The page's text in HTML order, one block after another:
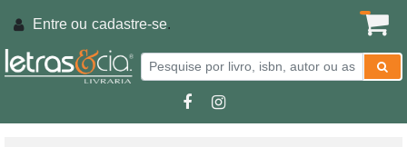
Entre ou cadastre-se.